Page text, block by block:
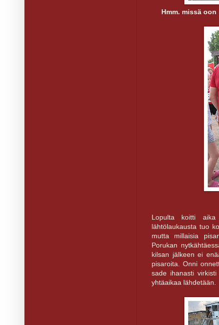
Hmm. missä
Lopulta koitti
lähtölaukausta tuo
mutta millaisia
Porukan
kilsan jälkeen ei
pisaroita. Onni
sade ihanasti
yhtäaikaa lähdetään.